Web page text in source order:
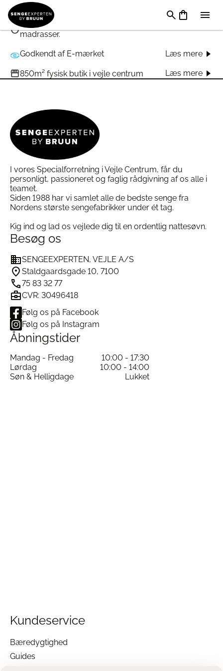
Gratis levering* af din nye seng
60 dages ombytningsret* på udvalgte
madrasser.
Godkendt af E-mærket Læs mere
850m² fysisk butik i vejle centrum Læs mere
I vores Specialforretning i Vejle Centrum, får du
personligt, passioneret og faglig rådgivning af os alle i
teamet.
Siden 1988 har vi samlet alle de bedste senge fra
Nordens største sengefabrikker under ét tag.
Kig ind og lad os vejlede dig til en ordentlig nattesøvn.
Besøg os
SENGEEXPERTEN, VEJLE A/S
Staldgaardsgade 10, 7100
75 83 32 77
CVR: 30496418
Følg os på Facebook
Følg os på Instagram
Åbningstider
Mandag - Fredag
10:00 - 17:30
Lørdag
10:00 - 14:00
Søn & Helligdage
Lukket
Kundeservice
Bæredygtighed
Guides